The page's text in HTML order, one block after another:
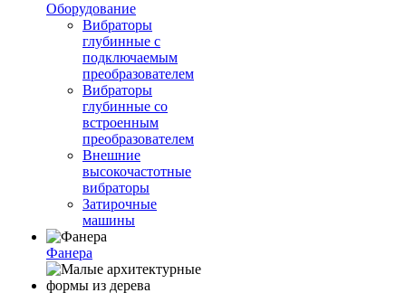
Оборудование
Вибраторы
глубинные с
подключаемым
преобразователем
Вибраторы
глубинные со
встроенным
преобразователем
Внешние
высокочастотные
вибраторы
Затирочные
машины
Фанера